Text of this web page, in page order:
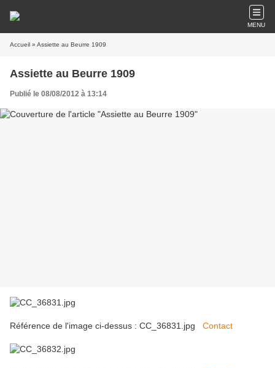
MENU
Accueil » Assiette au Beurre 1909
Assiette au Beurre 1909
Publié le 08/08/2012 à 13:14
Référence de l'image ci-dessus : CC_36831.jpg Contact